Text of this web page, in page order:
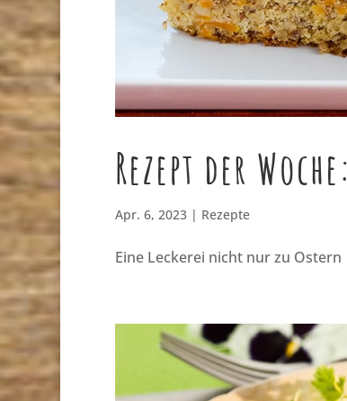
Rezept der
Apr. 6, 2023| Rezepte
Eine Leckerei nicht nur zu Ostern